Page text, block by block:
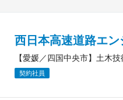
西日本高速道路エ
【愛媛／四国中央市】土木
契約社員